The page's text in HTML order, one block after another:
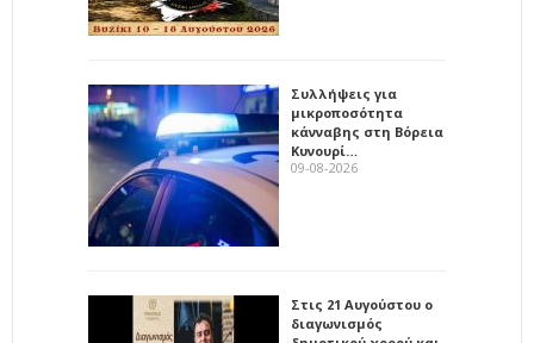
Συλλήψεις για
μικροποσότητα
κάνναβης στη Βόρεια
Κυνουρί…
09-08-2026
Στις 21 Αυγούστου ο
διαγωνισμός